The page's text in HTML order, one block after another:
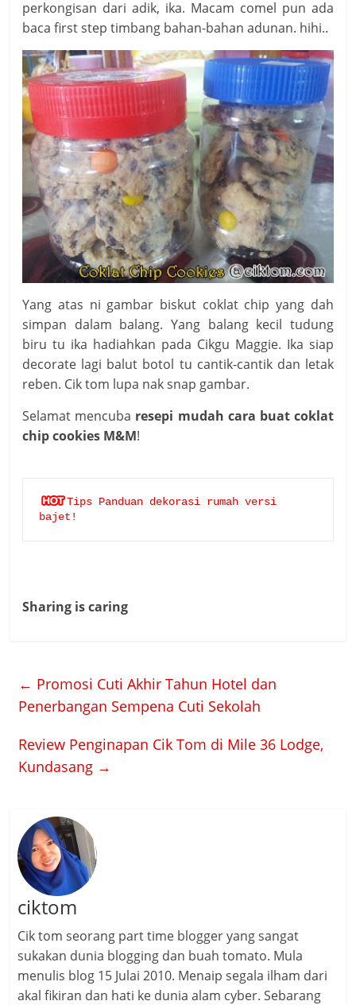
perkongisan dari adik, ika. Macam comel pun ada
baca first step timbang bahan-bahan adunan. hihi..
Yang atas ni gambar biskut coklat chip yang dah
simpan dalam balang. Yang balang kecil tudung
biru tu ika hadiahkan pada Cikgu Maggie. Ika siap
decorate lagi balut botol tu cantik-cantik dan letak
reben. Cik tom lupa nak snap gambar.
Selamat mencuba resepi mudah cara buat coklat
chip cookies M&M!
Tips Panduan dekorasi rumah versi
bajet!
Sharing is caring
← Promosi Cuti Akhir Tahun Hotel dan
Penerbangan Sempena Cuti Sekolah
Review Penginapan Cik Tom di Mile 36 Lodge,
Kundasang →
ciktom
Cik tom seorang part time blogger yang sangat
sukakan dunia blogging dan buah tomato. Mula
menulis blog 15 Julai 2010. Menaip segala ilham dari
akal fikiran dan hati ke dunia alam cyber. Sebarang